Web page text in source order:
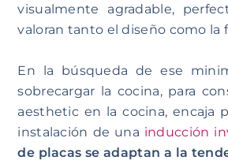
visualmente agradable,
valoran tanto el diseño como la
En la búsqueda de ese
sobrecargar la cocina, para
aesthetic en la cocina, encaja
instalación de una inducción
de placas se adaptan a la